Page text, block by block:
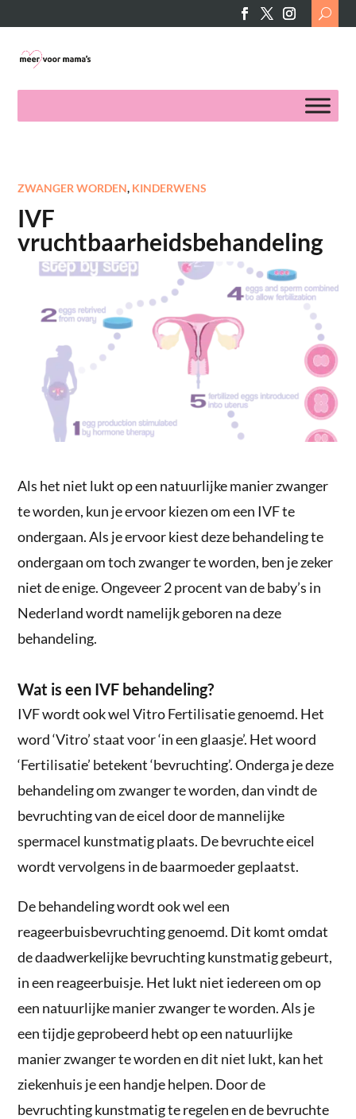
Search
for:
ZWANGER WORDEN, KINDERWENS
IVF
vruchtbaarheidsbehandeling
Als het niet lukt op een natuurlijke manier zwanger
te worden, kun je ervoor kiezen om een IVF te
ondergaan. Als je ervoor kiest deze behandeling te
ondergaan om toch zwanger te worden, ben je zeker
niet de enige. Ongeveer 2 procent van de baby’s in
Nederland wordt namelijk geboren na deze
behandeling.
Wat is een IVF behandeling?
IVF wordt ook wel Vitro Fertilisatie genoemd. Het
word ‘Vitro’ staat voor ‘in een glaasje’. Het woord
‘Fertilisatie’ betekent ‘bevruchting’. Onderga je deze
behandeling om zwanger te worden, dan vindt de
bevruchting van de eicel door de mannelijke
spermacel kunstmatig plaats. De bevruchte eicel
wordt vervolgens in de baarmoeder geplaatst.
De behandeling wordt ook wel een
reageerbuisbevruchting genoemd. Dit komt omdat
de daadwerkelijke bevruchting kunstmatig gebeurt,
in een reageerbuisje. Het lukt niet iedereen om op
een natuurlijke manier zwanger te worden. Als je
een tijdje geprobeerd hebt op een natuurlijke
manier zwanger te worden en dit niet lukt, kan het
ziekenhuis je een handje helpen. Door de
bevruchting kunstmatig te regelen en de bevruchte